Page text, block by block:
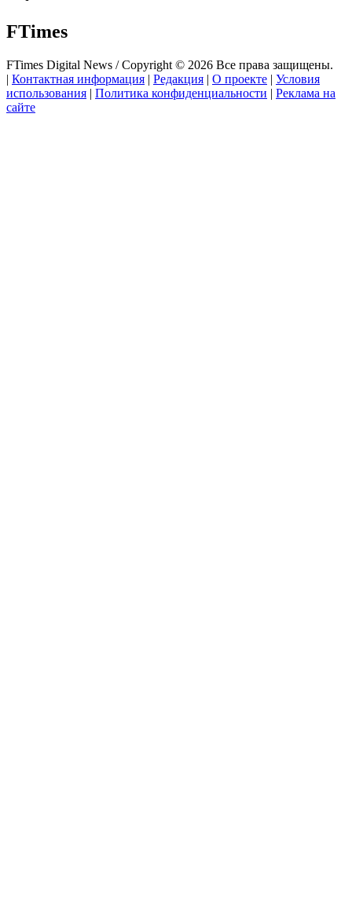
FTimes
FTimes Digital News / Copyright © 2026 Все права защищены.
| Контактная информация | Редакция | О проекте | Условия
использования | Политика конфиденциальности | Реклама на
сайте